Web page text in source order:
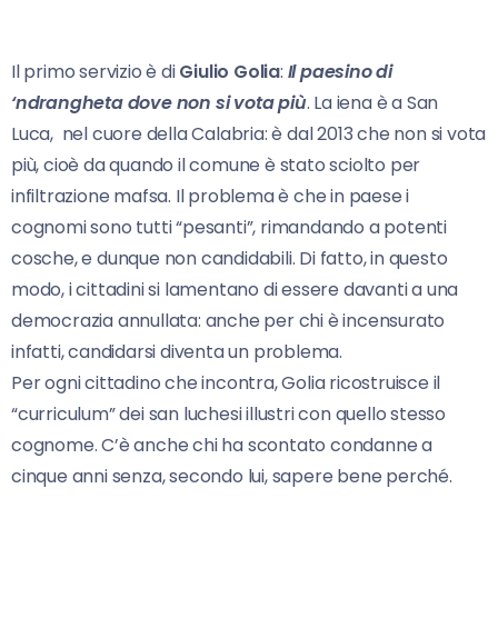
Il primo servizio è diGiulio Golia: Il paesino di
‘ndrangheta dove non si vota più. La iena è a San
Luca, nel cuore della Calabria: è dal 2013 che non si vota
più, cioè da quando il comune è stato sciolto per
infiltrazione mafsa. Il problema è che in paese i
cognomi sono tutti “pesanti”, rimandando a potenti
cosche, e dunque non candidabili. Di fatto, in questo
modo, i cittadini si lamentano di essere davanti a una
democrazia annullata: anche per chi è incensurato
infatti, candidarsi diventa un problema.
Per ogni cittadino che incontra, Golia ricostruisce il
“curriculum” dei san luchesi illustri con quello stesso
cognome. C’è anche chi ha scontato condanne a
cinque anni senza, secondo lui, sapere bene perché.